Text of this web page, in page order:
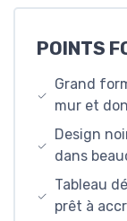
POINTS
Grand
mur et
Design
dans
Tableau
prêt à